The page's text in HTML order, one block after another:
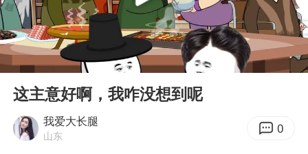
中巨芯：上半年归母净利润1405.77万元
四川宜宾市高县4.9级地震致1人死亡
中国女篮70-67险胜尼日利亚女篮
Play
00:00 02:42
这主意好啊，我咋没想到呢
我爱大长腿
山东 0